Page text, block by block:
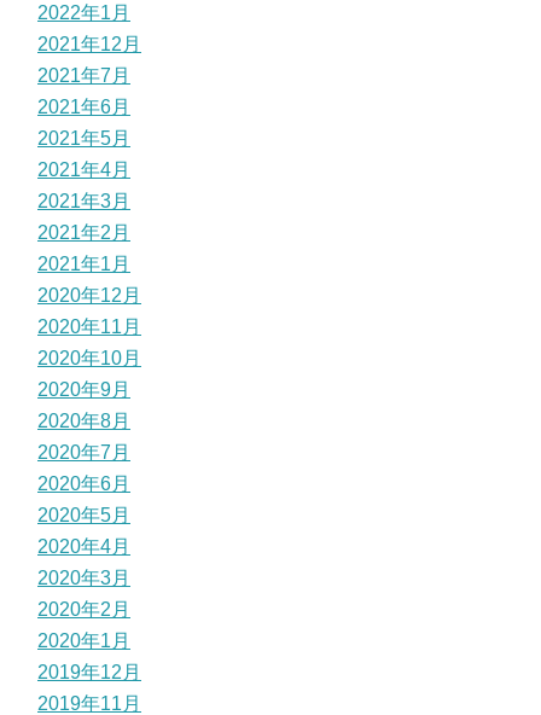
2022年1月
2021年12月
2021年7月
2021年6月
2021年5月
2021年4月
2021年3月
2021年2月
2021年1月
2020年12月
2020年11月
2020年10月
2020年9月
2020年8月
2020年7月
2020年6月
2020年5月
2020年4月
2020年3月
2020年2月
2020年1月
2019年12月
2019年11月